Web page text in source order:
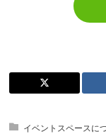
イベントスペースに